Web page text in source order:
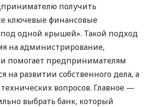
получить
ключевые финансовые
одной крышей». Такой подход
на администрирование,
помогает предпринимателям
на развитии собственного дела, а
вопросов. Главное —
выбрать банк, который